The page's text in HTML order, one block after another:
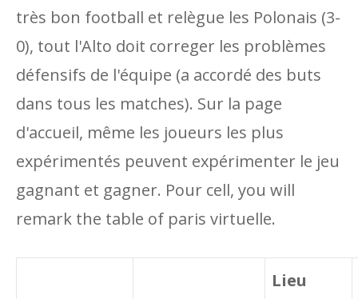
très bon football et relègue les Polonais (3-
0), tout l'Alto doit correger les problèmes
défensifs de l'équipe (a accordé des buts
dans tous les matches). Sur la page
d'accueil, même les joueurs les plus
expérimentés peuvent expérimenter le jeu
gagnant et gagner. Pour cell, you will
remark the table of paris virtuelle.
Lieu